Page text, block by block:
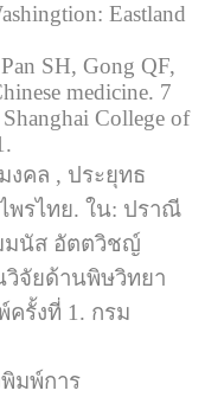
Eastland
SH, Gong QF,
medicine. 7
College of
งคล , ประยุทธ
พรไทย. ใน: ปราณี
มนัส อัตตวิชญ์
จัยด้านพิษวิทยา
ครั้งที่ 1. กรม
มพ์การ